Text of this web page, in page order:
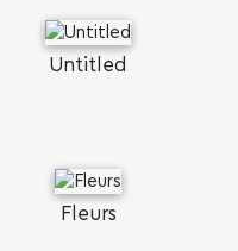
Untitled
Fleurs